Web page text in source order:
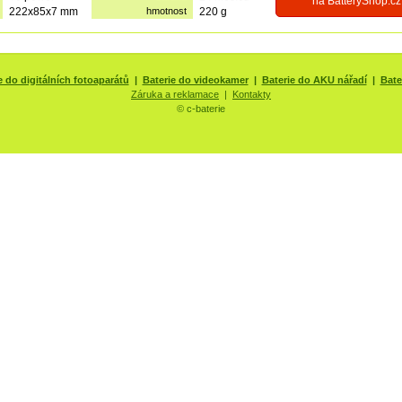
222x85x7 mm hmotnost 220 g
do digitálních fotoaparátů | Baterie do videokamer| Baterie do AKU nářadí|
Záruka a reklamace | Kontakty
© c-baterie